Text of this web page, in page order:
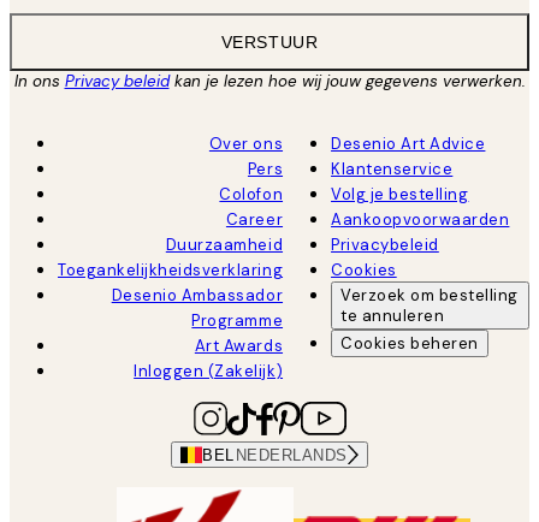
VERSTUUR
In ons Privacy beleidkan je lezen hoe wij jouw gegevens verwerken.
Over ons
Pers
Colofon
Career
Duurzaamheid
Toegankelijkheidsverklaring
Desenio Ambassador
Programme
Art Awards
Inloggen (Zakelijk)
Desenio Art Advice
Klantenservice
Volg je bestelling
Aankoopvoorwaarden
Privacybeleid
Cookies
Verzoek om bestelling
te annuleren
Cookies beheren
BEL NEDERLANDS